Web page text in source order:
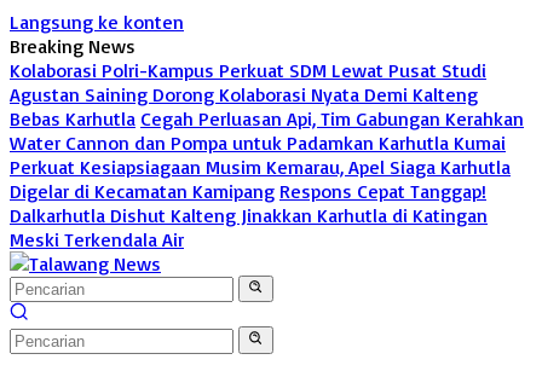
Langsung ke konten
Breaking News
Kolaborasi Polri-Kampus Perkuat SDM Lewat Pusat Studi
Agustan Saining Dorong Kolaborasi Nyata Demi Kalteng
Bebas Karhutla Cegah Perluasan Api, Tim Gabungan Kerahkan
Water Cannon dan Pompa untuk Padamkan Karhutla Kumai
Perkuat Kesiapsiagaan Musim Kemarau, Apel Siaga Karhutla
Digelar di Kecamatan Kamipang Respons Cepat Tanggap!
Dalkarhutla Dishut Kalteng Jinakkan Karhutla di Katingan
Meski Terkendala Air